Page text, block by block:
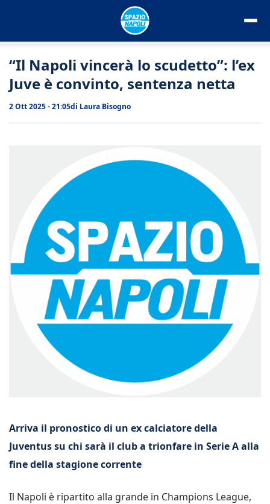
“Il Napoli vincerà lo scudetto”: l’ex
Juve è convinto, sentenza netta
2 Ott 2025 - 21:05di Laura Bisogno
Arriva il pronostico di un ex calciatore della
Juventus su chi sarà il club a trionfare in Serie A alla
fine della stagione corrente
Il Napoli è ripartito alla grande in Champions League,